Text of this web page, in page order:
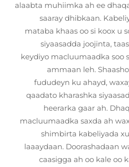
alaabta muhiimka ah ee
saaray dhibkaan.
mataba khaas oo si koox u
siyaasadda joojinta,
keydiyo macluumaadka soo
ammaan leh.
fududeyn ku ahayd,
qaadato kharashka
heerarka gaar ah.
macluumaadka saxda ah
shimbirta kabeliyada
laaaydaan. Doorashadaan
caasigga ah oo kale oo